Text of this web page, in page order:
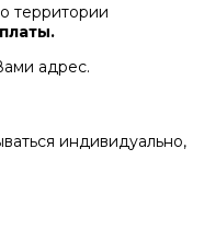
территории
адрес.
индивидуально,